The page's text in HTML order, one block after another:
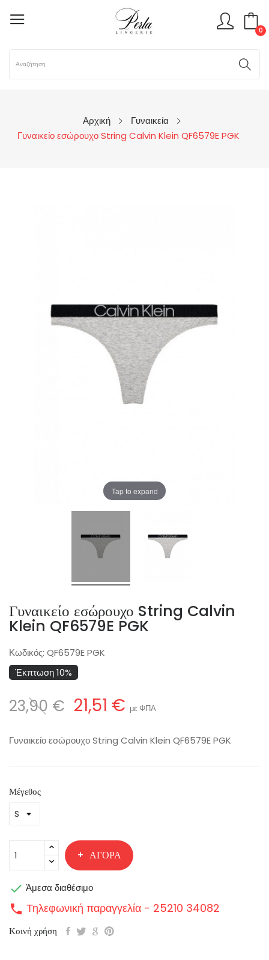
0
Αρχική
Γυναικεία
Γυναικείο εσώρουχο String Calvin Klein QF6579E PGK
Tap to expand
Γυναικείο εσώρουχο String Calvin
Klein QF6579E PGK
Κωδικός: QF6579E PGK
Έκπτωση 10%
23,90 € 21,51 € με ΦΠΑ
Γυναικείο εσώρουχο String Calvin Klein QF6579E PGK
Μέγεθος
ΑΓΟΡΆ
 Άμεσα διαθέσιμο
call Τηλεφωνική παραγγελία - 25210 34082
Κοινή χρήση